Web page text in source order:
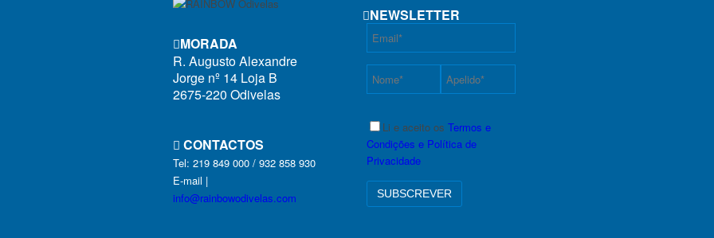
MORADA
R. Augusto Alexandre
Jorge nº 14 Loja B
2675-220 Odivelas
CONTACTOS
Tel: 219 849 000 / 932 858 930
E-mail |
info@rainbowodivelas.com
NEWSLETTER
Li e aceito os Termos e
Condições e Política de
Privacidade